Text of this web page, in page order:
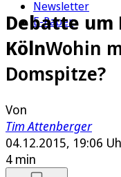
Newsletter
E-Paper
Debatte um
KölnWohin
Domspitze?
Von
Tim Attenberger
04.12.2015, 19:06
4 min